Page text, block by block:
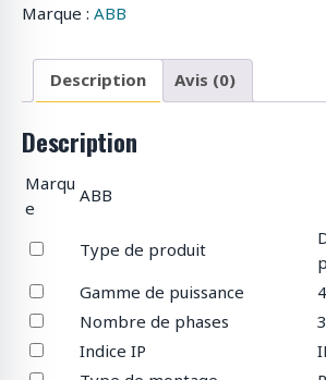
Marque : ABB
Description Avis (0)
Description
Marqu
e
ABB
Type de produit
Gamme de puissance
Nombre de phases
3
Indice IP